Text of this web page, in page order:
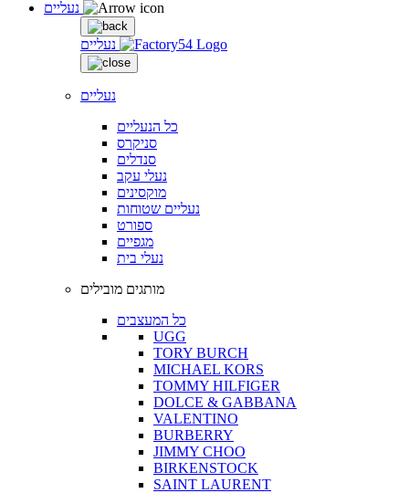
נעליים
נעליים
כל הנעליים
סניקרס
סנדלים
נעלי עקב
מוקסינים
נעליים שטוחות
ספורט
מגפיים
נעלי בית
מותגים מובילים
כל המעצבים
UGG
TORY BURCH
MICHAEL KORS
TOMMY HILFIGER
DOLCE & GABBANA
VALENTINO
BURBERRY
JIMMY CHOO
BIRKENSTOCK
SAINT LAURENT